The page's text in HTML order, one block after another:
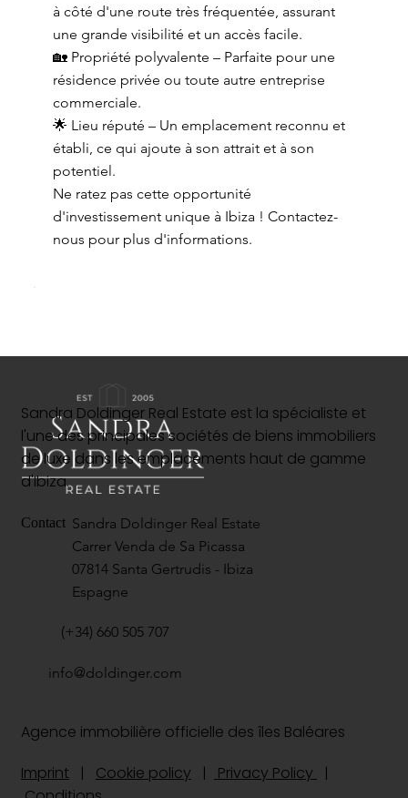
à côté d'une route très fréquentée, assurant
une grande visibilité et un accès facile.
🏡 Propriété polyvalente – Parfaite pour une
résidence privée ou toute autre entreprise
commerciale.
🌟 Lieu réputé – Un emplacement reconnu et
établi, ce qui ajoute à son attrait et à son
potentiel.
Ne ratez pas cette opportunité
d'investissement unique à Ibiza ! Contactez-
nous pour plus d'informations.
Sandra Doldinger Real Estate est la spécialiste et
l'une des principales sociétés de biens immobiliers
de luxe dans les emplacements haut de gamme
d'Ibiza.
Agence immobilière officielle des îles Baléares
Contact Sandra Doldinger Real Estate
Carrer Venda de Sa Picassa
07814 Santa Gertrudis - Ibiza
Espagne
Imprint | Cookie policy | Privacy Policy
|
(+34) 660 505 707
info@doldinger.com